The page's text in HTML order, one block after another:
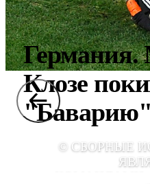
Германия.
Клозе
"Баварию"
© СБОРНЫЕ